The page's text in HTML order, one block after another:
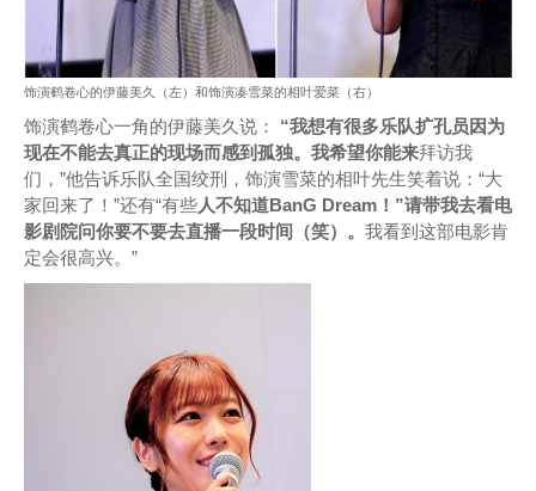
饰演鹤卷心的伊藤美久（左）和饰演凑雪菜的相叶爱菜（右）
饰演鹤卷心一角的伊藤美久说： “我想有很多乐队扩孔员因为
现在不能去真正的现场而感到孤独。我希望你能来拜访我
们，”他告诉乐队全国绞刑，饰演雪菜的相叶先生笑着说：“大
家回来了！”还有“有些人不知道BanG Dream！”请带我去看电
影剧院问你要不要去直播一段时间（笑）。 我看到这部电影肯
定会很高兴。”